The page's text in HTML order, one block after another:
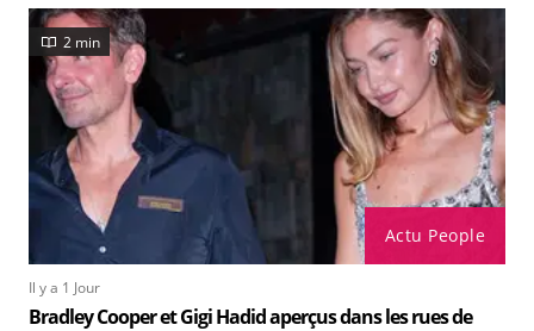
Actu People
2 min
Il y a 1 Jour
Bradley Cooper et Gigi Hadid aperçus dans les rues de